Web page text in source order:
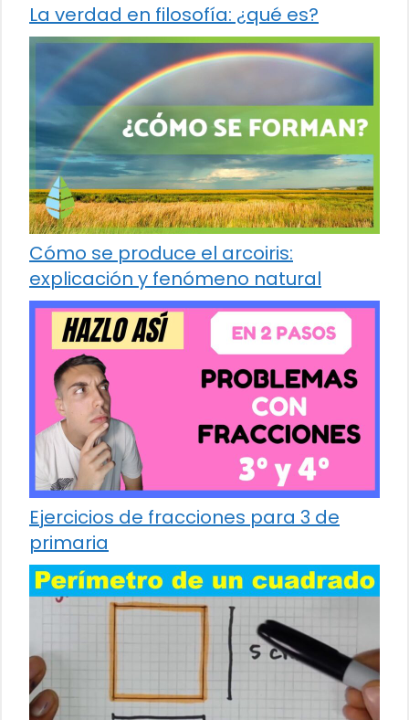
La verdad en filosofía: ¿qué es?
Cómo se produce el arcoiris:
explicación y fenómeno natural
Ejercicios de fracciones para 3 de
primaria